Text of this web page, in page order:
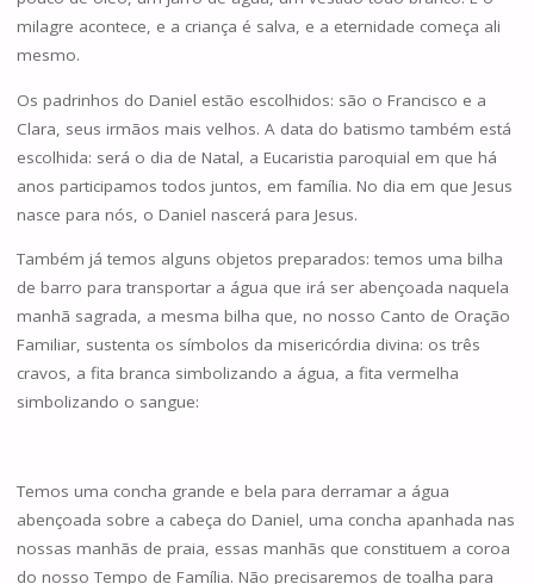
milagre acontece, e a criança é salva, e a eternidade começa ali
mesmo.
Os padrinhos do Daniel estão escolhidos: são o Francisco e a
Clara, seus irmãos mais velhos. A data do batismo também está
escolhida: será o dia de Natal, a Eucaristia paroquial em que há
anos participamos todos juntos, em família. No dia em que Jesus
nasce para nós, o Daniel nascerá para Jesus.
Também já temos alguns objetos preparados: temos uma bilha
de barro para transportar a água que irá ser abençoada naquela
manhã sagrada, a mesma bilha que, no nosso Canto de Oração
Familiar, sustenta os símbolos da misericórdia divina: os três
cravos, a fita branca simbolizando a água, a fita vermelha
simbolizando o sangue:
Temos uma concha grande e bela para derramar a água
abençoada sobre a cabeça do Daniel, uma concha apanhada nas
nossas manhãs de praia, essas manhãs que constituem a coroa
do nosso Tempo de Família. Não precisaremos de toalha para